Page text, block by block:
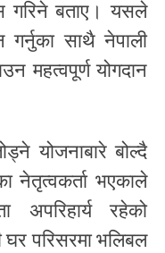
गरिने बताए। यसले
गर्नुका साथै नेपाली
महत्वपूर्ण योगदान
योजनाबारे बोल्दै
भएकाले
अपरिहार्य रहेको
घर परिसरमा भलिबल